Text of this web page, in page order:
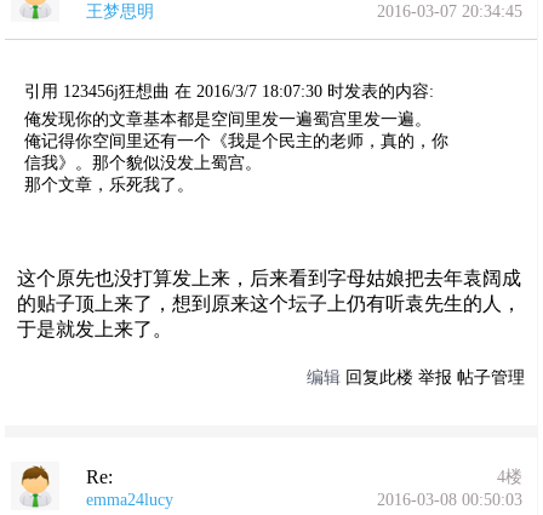
王梦思明
2016-03-07 20:34:45
引用 123456j狂想曲 在 2016/3/7 18:07:30 时发表的内容:
俺发现你的文章基本都是空间里发一遍蜀宫里发一遍。
俺记得你空间里还有一个《我是个民主的老师，真的，你
信我》。那个貌似没发上蜀宫。
那个文章，乐死我了。
这个原先也没打算发上来，后来看到字母姑娘把去年袁阔成
的贴子顶上来了，想到原来这个坛子上仍有听袁先生的人，
于是就发上来了。
编辑 回复此楼 举报 帖子管理
Re:
4楼
emma24lucy
2016-03-08 00:50:03